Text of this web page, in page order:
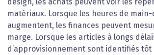
matériaux. Lorsque les heures de
augmentent, les finances peuvent
marge. Lorsque les articles à longs
d’approvisionnement sont identifiés tôt